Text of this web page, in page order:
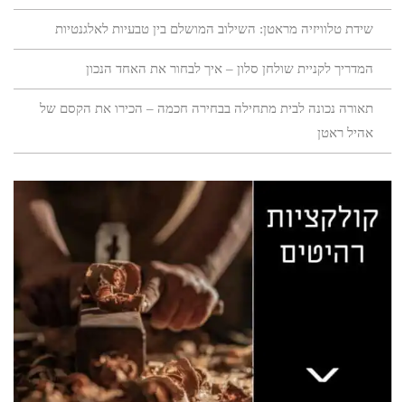
שידת טלוויזיה מראטן: השילוב המושלם בין טבעיות לאלגנטיות
המדריך לקניית שולחן סלון – איך לבחור את האחד הנכון
תאורה נכונה לבית מתחילה בבחירה חכמה – הכירו את הקסם של
אהיל ראטן